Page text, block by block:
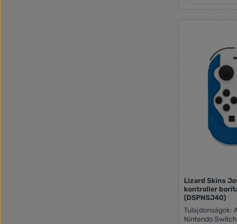
A karaktered
birtokában van,
varázsvilág
véghez viszel.
Lizard Skins
kontroller
(DSPNSJ40)
Tulajdonságok:
Nintendo